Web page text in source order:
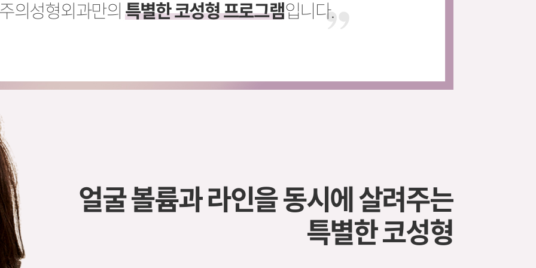
의성형외과만의특별한 코성형 프로그램입니다.
얼굴 볼륨과 라인을 동시에 살려주는
특별한 코성형